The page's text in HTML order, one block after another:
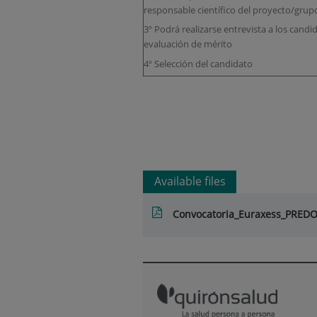
responsable científico del proyecto/
3º Podrá realizarse entrevista a los
evaluación de mérito
4º Selección del candidato
Available files